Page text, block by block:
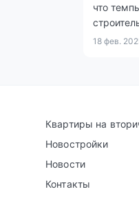
что
18 фев.
Квартиры на
Новостройки
Новости
Контакты